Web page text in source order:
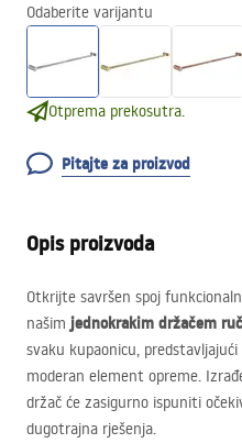
Odaberite varijantu
Otprema prekosutra.
Pitajte za proizvod
Opis proizvoda
Otkrijte savršen spoj
našim jednokrakim držačem
svaku kupaonicu,
moderan element opreme.
držač će zasigurno ispuniti
dugotrajna rješenja.